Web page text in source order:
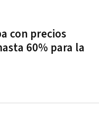
con precios
60% para la